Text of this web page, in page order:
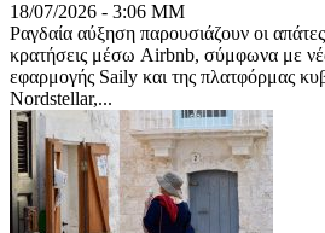
18/07/2026 - 3:06 ΜΜ
Ραγδαία αύξηση παρουσιάζουν οι
κρατήσεις μέσω Airbnb, σύμφωνα με νέα
εφαρμογής Saily και της πλατφόρμας
Nordstellar,...